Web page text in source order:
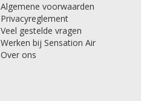
Algemene voorwaarden
Privacyreglement
Veel gestelde vragen
Werken bij Sensation Air
Over ons